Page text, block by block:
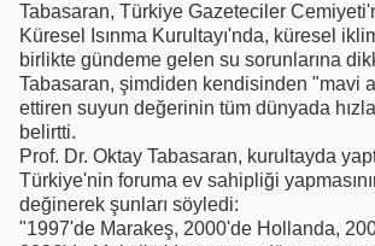
Tabasaran, Türkiye Gazeteciler
Küresel Isınma Kurultayı'nda, küresel
birlikte gündeme gelen su sorunlarına
Tabasaran, şimdiden kendisinden "mavi
ettiren suyun değerinin tüm dünyada
belirtti.
Prof. Dr. Oktay Tabasaran, kurultayda
Türkiye'nin foruma ev sahipliği
değinerek şunları söyledi:
"1997'de Marakeş, 2000'de Hollanda,